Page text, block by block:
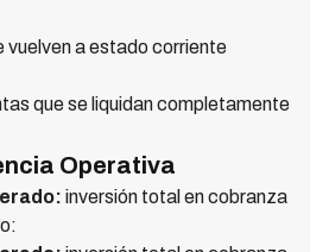
vuelven a estado corriente
que se liquidan completamente
Operativa
inversión total en cobranza